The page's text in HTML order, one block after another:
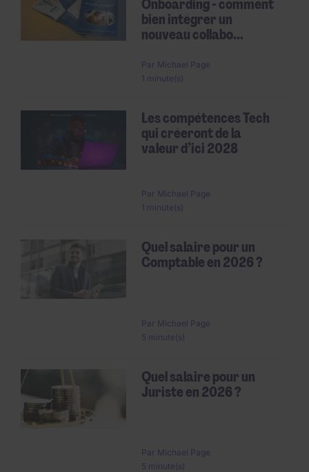
Onboarding - comment
bien intégrer un
nouveau collabo...
Par Michael Page
1 minute(s)
Les compétences Tech
qui créeront de la
valeur d’ici 2028
Par Michael Page
1 minute(s)
Quel salaire pour un
Comptable en 2026 ?
Par Michael Page
5 minute(s)
Quel salaire pour un
Juriste en 2026 ?
Par Michael Page
5 minute(s)